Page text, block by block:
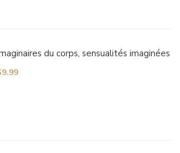
du corps, sensualités imaginées
9.99